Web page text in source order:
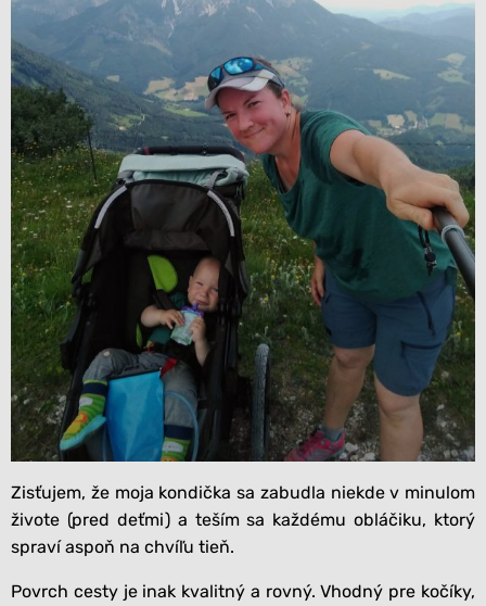
Zisťujem, že moja kondička sa zabudla niekde v minulom
živote (pred deťmi) a teším sa každému obláčiku, ktorý
spraví aspoň na chvíľu tieň.
Povrch cesty je inak kvalitný a rovný. Vhodný pre kočíky,